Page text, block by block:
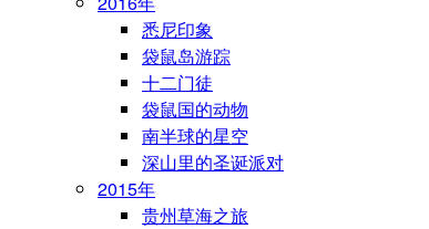
悉尼印象
袋鼠岛游踪
十二门徒
袋鼠国的动物
南半球的星空
深山里的圣诞派对
2015年
贵州草海之旅